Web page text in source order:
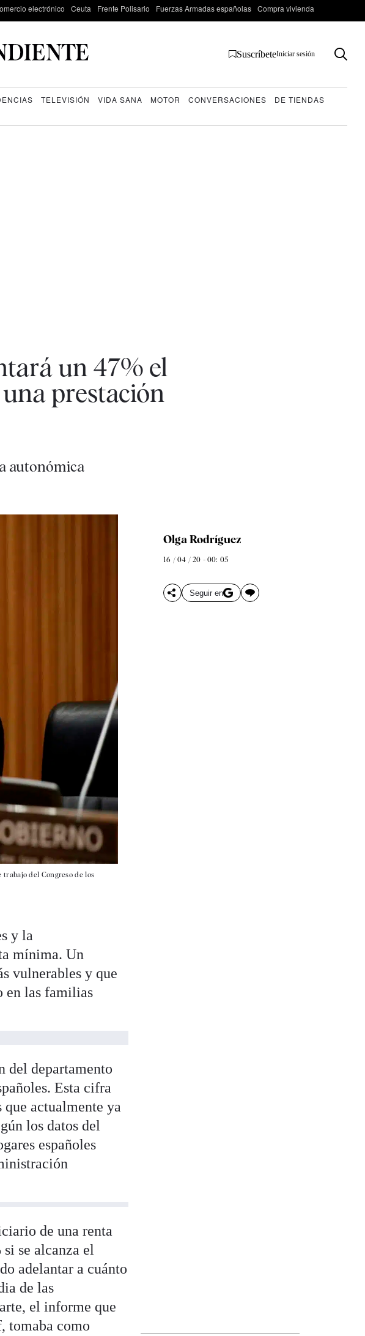
electrónico Ceuta Frente Polisario Fuerzas Armadas españolas Compra vivienda
SuscríbeteIniciar sesión
TELEVISIÓN VIDA SANA MOTOR CONVERSACIONES
DE TIENDAS
un 47% el
prestación
autonómica
del Congreso de los
Olga Rodríguez
16 / 04 / 20 - 00: 05
Seguir en
y la
mínima. Un
vulnerables y que
en las familias
del departamento
Esta cifra
que actualmente ya
los datos del
españoles
de una renta
se alcanza el
adelantar a cuánto
de las
el informe que
tomaba como